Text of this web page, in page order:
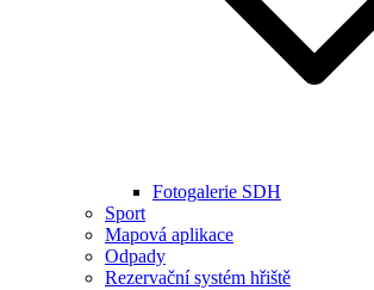
Fotogalerie SDH
Sport
Mapová aplikace
Odpady
Rezervační systém hřiště